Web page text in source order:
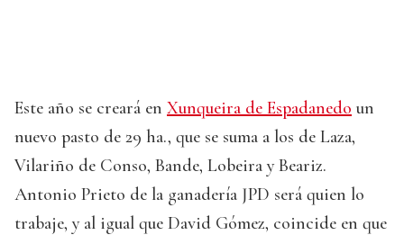
Este año se creará en Xunqueira de Espadanedo un
nuevo pasto de 29 ha., que se suma a los de Laza,
Vilariño de Conso, Bande, Lobeira y Beariz.
Antonio Prieto de la ganadería JPD será quien lo
trabaje, y al igual que David Gómez, coincide en que